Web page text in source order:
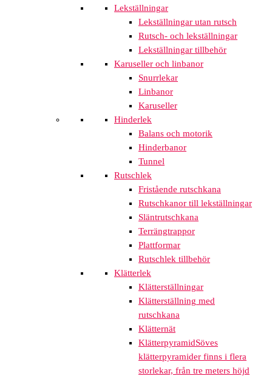
Lekställningar
Lekställningar utan rutsch
Rutsch- och lekställningar
Lekställningar tillbehör
Karuseller och linbanor
Snurrlekar
Linbanor
Karuseller
Hinderlek
Balans och motorik
Hinderbanor
Tunnel
Rutschlek
Fristående rutschkana
Rutschkanor till lekställningar
Släntrutschkana
Terrängtrappor
Plattformar
Rutschlek tillbehör
Klätterlek
Klätterställningar
Klätterställning med
rutschkana
Klätternät
KlätterpyramidSöves
klätterpyramider finns i flera
storlekar, från tre meters höjd